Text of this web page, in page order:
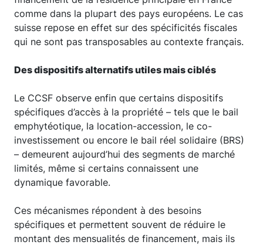
comme dans la plupart des pays européens. Le cas
suisse repose en effet sur des spécificités fiscales
qui ne sont pas transposables au contexte français.
Des dispositifs alternatifs utiles mais ciblés
Le CCSF observe enfin que certains dispositifs
spécifiques d’accès à la propriété – tels que le bail
emphytéotique, la location-accession, le co-
investissement ou encore le bail réel solidaire (BRS)
– demeurent aujourd’hui des segments de marché
limités, même si certains connaissent une
dynamique favorable.
Ces mécanismes répondent à des besoins
spécifiques et permettent souvent de réduire le
montant des mensualités de financement, mais ils